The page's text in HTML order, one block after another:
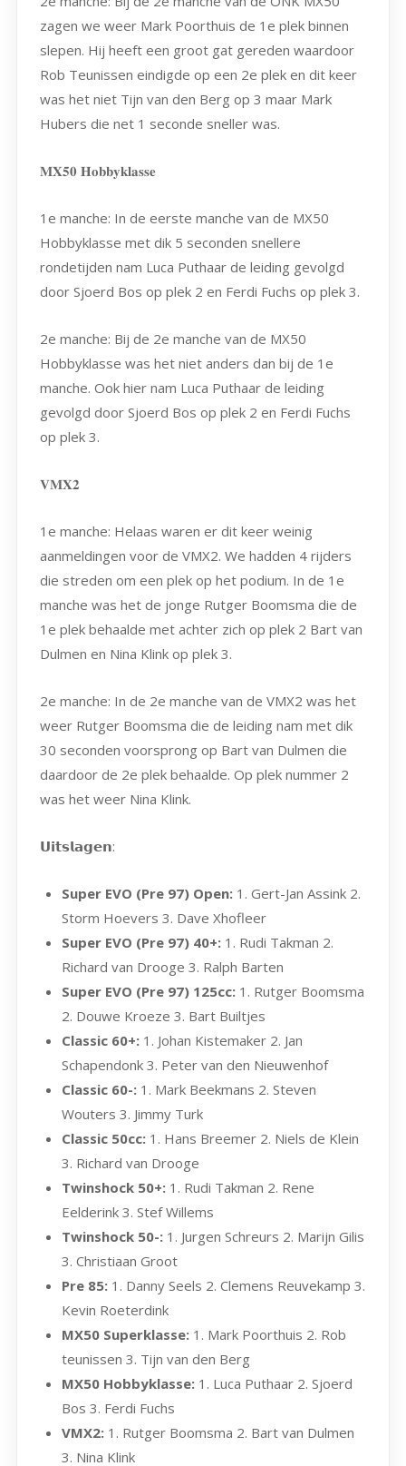
zagen we weer Mark Poorthuis de 1e plek binnen
slepen. Hij heeft een groot gat gereden waardoor
Rob Teunissen eindigde op een 2e plek en dit keer
was het niet Tijn van den Berg op 3 maar Mark
Hubers die net 1 seconde sneller was.
𝐌𝐗𝟓𝟎 𝐇𝐨𝐛𝐛𝐲𝐤𝐥𝐚𝐬𝐬𝐞
1e manche: In de eerste manche van de MX50
Hobbyklasse met dik 5 seconden snellere
rondetijden nam Luca Puthaar de leiding gevolgd
door Sjoerd Bos op plek 2 en Ferdi Fuchs op plek 3.
2e manche: Bij de 2e manche van de MX50
Hobbyklasse was het niet anders dan bij de 1e
manche. Ook hier nam Luca Puthaar de leiding
gevolgd door Sjoerd Bos op plek 2 en Ferdi Fuchs
op plek 3.
𝐕𝐌𝐗𝟐
1e manche: Helaas waren er dit keer weinig
aanmeldingen voor de VMX2. We hadden 4 rijders
die streden om een plek op het podium. In de 1e
manche was het de jonge Rutger Boomsma die de
1e plek behaalde met achter zich op plek 2 Bart van
Dulmen en Nina Klink op plek 3.
2e manche: In de 2e manche van de VMX2 was het
weer Rutger Boomsma die de leiding nam met dik
30 seconden voorsprong op Bart van Dulmen die
daardoor de 2e plek behaalde. Op plek nummer 2
was het weer Nina Klink.
𝗨𝗶𝘁𝘀𝗹𝗮𝗴𝗲𝗻:
Super EVO (Pre 97) Open:1. Gert-Jan Assink 2.
Storm Hoevers 3. Dave Xhofleer
Super EVO (Pre 97) 40+: 1. Rudi Takman 2.
Richard van Drooge 3. Ralph Barten
Super EVO (Pre 97) 125cc:1. Rutger Boomsma
2. Douwe Kroeze 3. Bart Builtjes
Classic 60+:1. Johan Kistemaker 2. Jan
Schapendonk 3. Peter van den Nieuwenhof
Classic 60-: 1. Mark Beekmans 2. Steven
Wouters 3. Jimmy Turk
Classic 50cc: 1. Hans Breemer 2. Niels de Klein
3. Richard van Drooge
Twinshock 50+:1. Rudi Takman 2. Rene
Eelderink 3. Stef Willems
Twinshock 50-: 1. Jurgen Schreurs 2. Marijn Gilis
3. Christiaan Groot
Pre 85: 1. Danny Seels 2. Clemens Reuvekamp 3.
Kevin Roeterdink
MX50 Superklasse: 1. Mark Poorthuis 2. Rob
teunissen 3. Tijn van den Berg
MX50 Hobbyklasse: 1. Luca Puthaar 2. Sjoerd
Bos 3. Ferdi Fuchs
VMX2: 1. Rutger Boomsma 2. Bart van Dulmen
3. Nina Klink